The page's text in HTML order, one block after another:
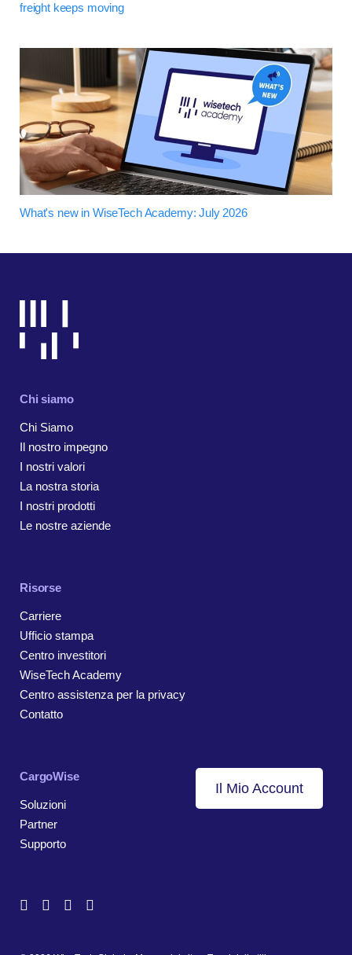
freight keeps moving
What's new in WiseTech Academy: July 2026
Chi siamo
Chi Siamo
Il nostro impegno
I nostri valori
La nostra storia
I nostri prodotti
Le nostre aziende
Risorse
Carriere
Ufficio stampa
Centro investitori
WiseTech Academy
Centro assistenza per la privacy
Contatto
CargoWise
Soluzioni
Partner
Supporto
Il Mio Account